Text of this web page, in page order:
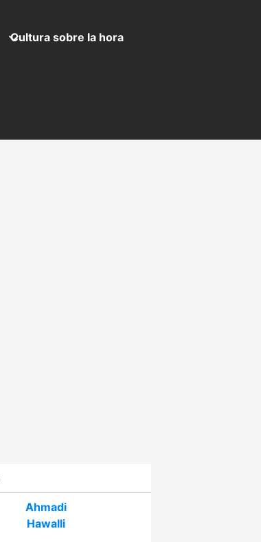
Cultura sobre la hora
Ahmadi
Hawalli